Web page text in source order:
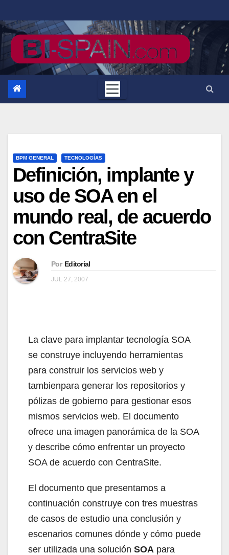
al
contenido
BPM GENERAL TECNOLOGÍAS
Definición, implante y
uso de SOA en el
mundo real, de acuerdo
con CentraSite
Por Editorial
JUL 27, 2007
La clave para implantar tecnología SOA
se construye incluyendo herramientas
para construir los servicios web y
tambienpara generar los repositorios y
pólizas de gobierno para gestionar esos
mismos servicios web. El documento
ofrece una imagen panorámica de la SOA
y describe cómo enfrentar un proyecto
SOA de acuerdo con CentraSite.
El documento que presentamos a
continuación construye con tres muestras
de casos de estudio una conclusión y
escenarios comunes dónde y cómo puede
ser utilizada una solución SOA para